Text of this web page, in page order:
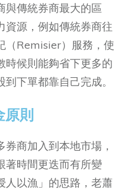
與傳統券商最大的區
資源，例如傳統券商往
（Remisier）服務，使
時候則能夠省下更多的
下單都靠自己完成。
原則
商加入到本地市場，
著時間更迭而有所變
人以漁」的思路，老蕭